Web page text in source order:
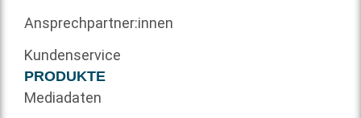
Ansprechpartner:innen
Kundenservice
PRODUKTE
Mediadaten